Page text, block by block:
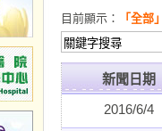
目前顯示： 「全部」
新聞日期
2016/6/4